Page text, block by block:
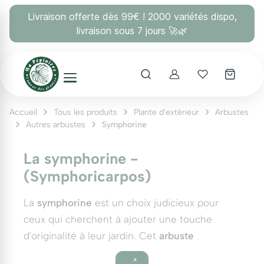
Livraison offerte dès 99€ ! 2000 variétés dispo,
livraison sous 7 jours 🚀🌿
AccountMes coups
Accueil Tous les produits Plante d'extérieur
Arbustes
Autres arbustes
Symphorine
La symphorine -
(Symphoricarpos)
La symphorine est un choix judicieux pour
ceux qui cherchent à ajouter une touche
d'originalité à leur jardin. Cet arbuste
famille des caprifoliaceae
Panneau de gestion des cookies